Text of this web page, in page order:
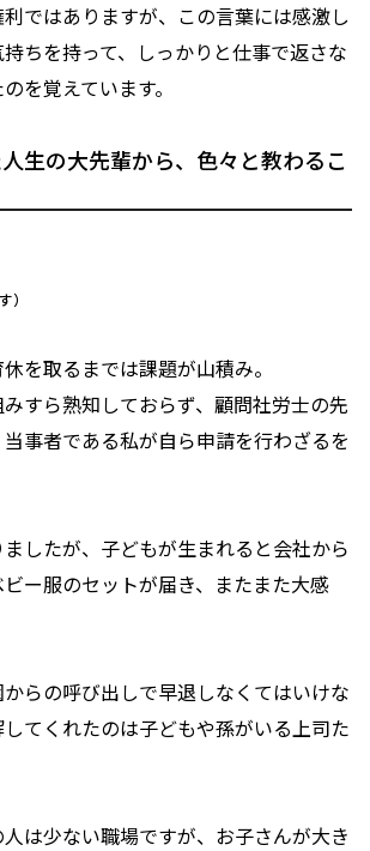
ではありますが、この言葉には感激し
ちを持って、しっかりと仕事で返さな
を覚えています。
生の大先輩から、色々と教わるこ
）
を取るまでは課題が山積み。
すら熟知しておらず、顧問社労士の先
事者である私が自ら申請を行わざるを
したが、子どもが生まれると会社から
ー服のセットが届き、またまた大感
らの呼び出しで早退しなくてはいけな
てくれたのは子どもや孫がいる上司た
は少ない職場ですが、お子さんが大き